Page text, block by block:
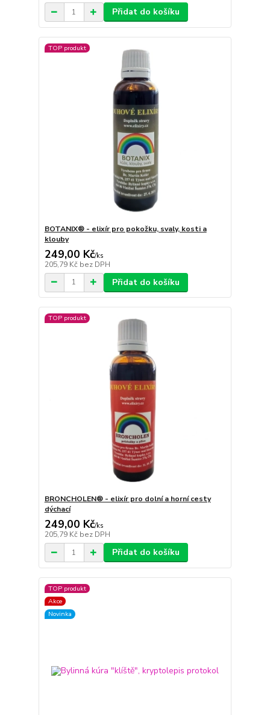
Přidat do košíku
TOP produkt
BOTANIX® - elixír pro pokožku, svaly, kosti a
klouby
249,00 Kč/ks
205,79 Kč bez DPH
Přidat do košíku
TOP produkt
BRONCHOLEN® - elixír pro dolní a horní cesty
dýchací
249,00 Kč/ks
205,79 Kč bez DPH
Přidat do košíku
TOP produkt
Akce
Novinka